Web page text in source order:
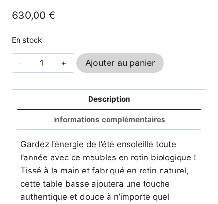
630,00 €
En stock
quantité
de
en
HKLIVING
Ajouter au panier
Description
Informations complémentaires
Gardez l’énergie de l’été ensoleillé toute
l’année avec ce meubles en rotin biologique !
Tissé à la main et fabriqué en rotin naturel,
cette table basse ajoutera une touche
authentique et douce à n’importe quel